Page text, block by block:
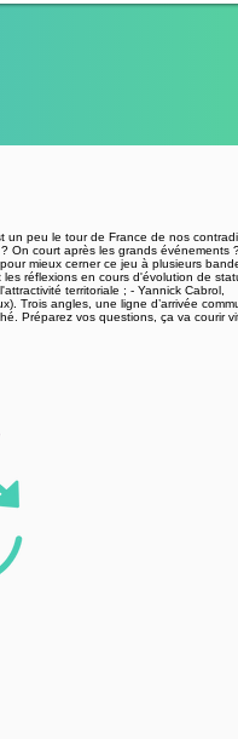
un peu le tour de France de nos
On court après les grands événements
mieux cerner ce jeu à plusieurs
réflexions en cours d'évolution de
territoriale ; - Yannick Cabrol,
Trois angles, une ligne d’arrivée
Préparez vos questions, ça va courir